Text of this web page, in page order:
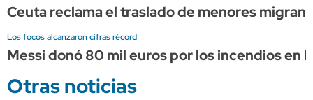
Ceuta reclama el traslado de menores
Los focos alcanzaron cifras récord
Messi donó 80 mil euros por los incendios en
Otras noticias